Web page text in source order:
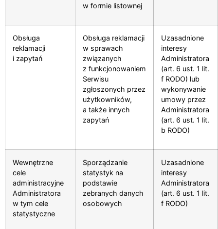
w formie listownej
Obsługa
reklamacji
i zapytań
Obsługa reklamacji
w sprawach
związanych
z funkcjonowaniem
Serwisu
zgłoszonych przez
użytkowników,
a także innych
zapytań
Uzasadnione
interesy
Administratora
(art. 6 ust. 1 lit.
f RODO) lub
wykonywanie
umowy przez
Administratora
(art. 6 ust. 1 lit.
b RODO)
Wewnętrzne
cele
administracyjne
Administratora
w tym cele
statystyczne
Sporządzanie
statystyk na
podstawie
zebranych danych
osobowych
Uzasadnione
interesy
Administratora
(art. 6 ust. 1 lit.
f RODO)